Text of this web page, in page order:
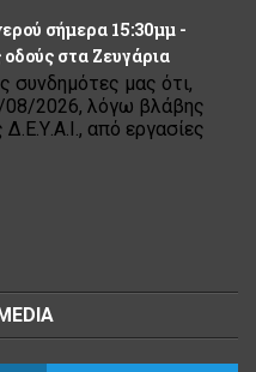
σήμερα 15:30μμ -
στα Ζευγάρια
συνδημότες μας ότι,
2026, λόγω βλάβης
από εργασίες